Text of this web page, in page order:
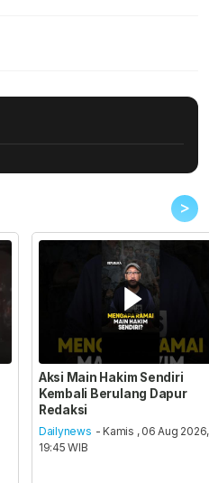
>
Aksi Main Hakim Sendiri
Kembali Berulang Dapur
Redaksi
Dailynews - Kamis , 06 Aug 2026,
19:45 WIB